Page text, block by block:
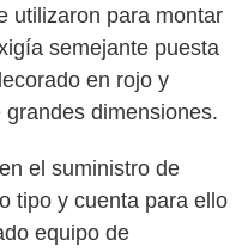
utilizaron para montar
semejante puesta
en rojo y
dimensiones.
el suministro de
tipo y cuenta para ello
equipo de